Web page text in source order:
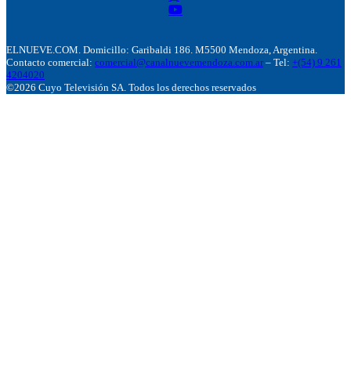
ELNUEVE.COM. Domicillo: Garibaldi 186. M5500 Mendoza, Argentina.
Contacto comercial: comercial@canalnuevemendoza.com.ar – Tel: +(54) 9 261
4204020
©2026 Cuyo Televisión SA. Todos los derechos reservados